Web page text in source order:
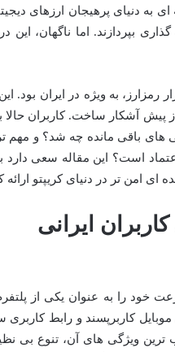
دنیای پرهیجان ارزهای
بپردازند. اما ناگهان، این
به ویژه در ایران بود. این
آشکار ساخت. کاربران حالا
باقی مانده چه شد؟ و مهم
اعتماد است؟ این مقاله سعی
امن تر در دنیای کریپتو ارائه
ایرانی
و به سرعت خود را به عنوان یکی از
کاربرپسند و رابط کاربری
ویژگی های آن، تنوع بی